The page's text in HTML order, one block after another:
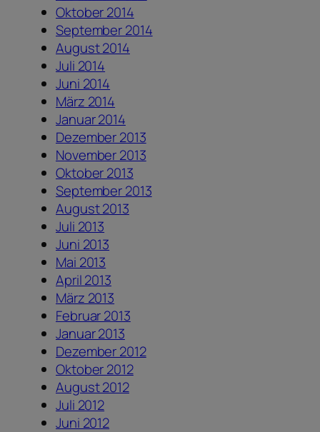
Oktober 2014
September 2014
August 2014
Juli 2014
Juni 2014
März 2014
Januar 2014
Dezember 2013
November 2013
Oktober 2013
September 2013
August 2013
Juli 2013
Juni 2013
Mai 2013
April 2013
März 2013
Februar 2013
Januar 2013
Dezember 2012
Oktober 2012
August 2012
Juli 2012
Juni 2012